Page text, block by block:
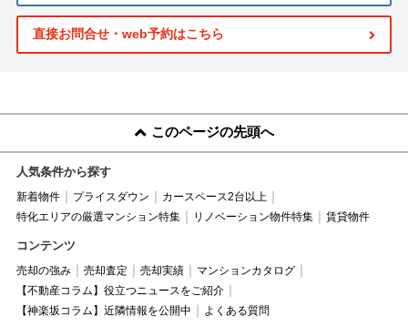
直接お問合せ・web予約はこちら
このページの先頭へ
人気条件から探す
新着物件 プライスダウン
カースペース2台以上
特化エリアの厳選マンション特集
リノベーション物件特集 賃貸物件
コンテンツ
売却の強み 売却査定 売却実績
マンションカタログ
【不動産コラム】役立つニュースをご紹介
【神楽坂コラム】近隣情報を公開中
よくある質問